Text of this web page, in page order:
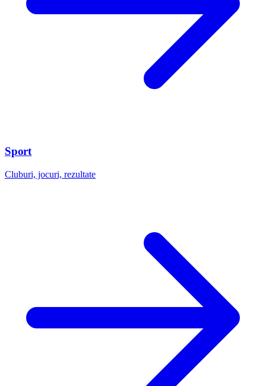
Sport
Cluburi, jocuri, rezultate